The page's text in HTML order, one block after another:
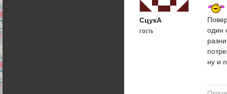
СцукА
гость
один
ну и